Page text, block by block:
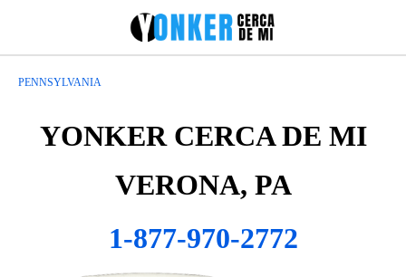
PENNSYLVANIA
YONKER CERCA DE MI
VERONA, PA
1-877-970-2772